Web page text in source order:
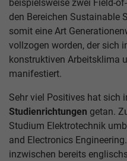
beispielsweise zwei Field-
den Bereichen Sustainable
somit eine Art
vollzogen worden, der sich
konstruktiven Arbeitsklima
manifestiert.
Sehr viel Positives hat sich
Studienrichtungen getan.
Studium Elektrotechnik
and Electronics
inzwischen bereits